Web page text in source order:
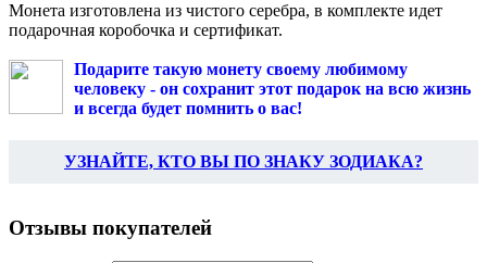
Монета изготовлена из чистого серебра, в комплекте идет
подарочная коробочка и сертификат.
Подарите такую монету своему любимому
человеку - он сохранит этот подарок на всю жизнь
и всегда будет помнить о вас!
УЗНАЙТЕ, КТО ВЫ ПО ЗНАКУ ЗОДИАКА?
Отзывы покупателей